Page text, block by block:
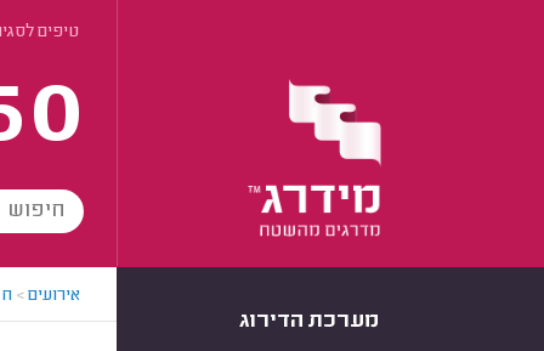
טיפים
מערכת הדירוג
אירועים>